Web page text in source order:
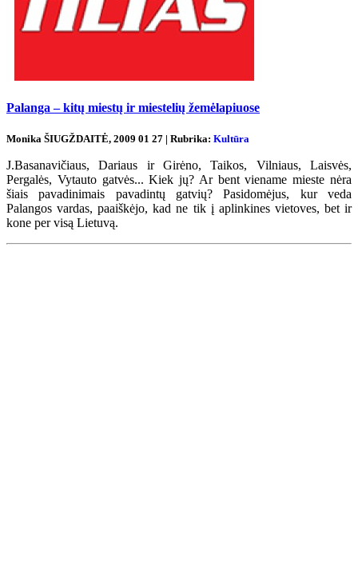
Palanga – kitų miestų ir miestelių žemėlapiuose
Monika ŠIUGŽDAITĖ, 2009 01 27 | Rubrika: Kultūra
J.Basanavičiaus, Dariaus ir Girėno, Taikos, Vilniaus, Laisvės,
Pergalės, Vytauto gatvės... Kiek jų? Ar bent viename mieste nėra
šiais pavadinimais pavadintų gatvių? Pasidomėjus, kur veda
Palangos vardas, paaiškėjo, kad ne tik į aplinkines vietoves, bet ir
kone per visą Lietuvą.